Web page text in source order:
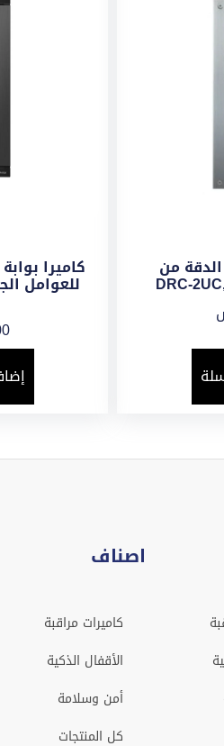
الدقة من كاميرا
اصناف
كاميرات مراقبة
الأقفال الذكية
أمن وسلامة
كل المنتجات